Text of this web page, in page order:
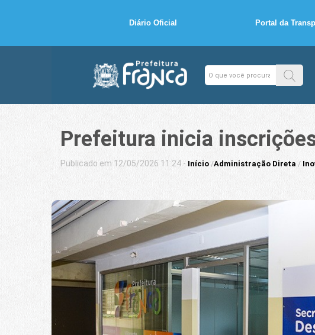
Diário Oficial Portal da
Prefeitura inicia
Publicado em 12/05/2026 11:24 - Início /Administração Direta /